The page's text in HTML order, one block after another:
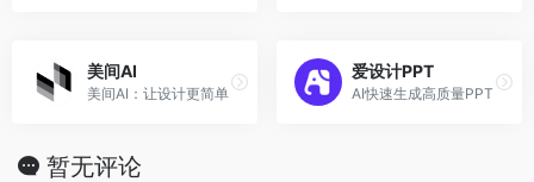
美间AI
美间AI：让设计更简单
爱设计PPT
AI快速生成高质量PPT
暂无评论